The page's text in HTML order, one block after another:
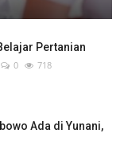
Pertanian
0 718
Ada di Yunani,